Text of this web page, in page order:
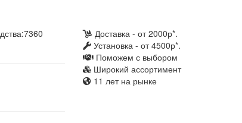
7360
Доставка - от 2000р*.
Установка - от 4500р*.
Поможем с выбором
Широкий ассортимент
11 лет на рынке